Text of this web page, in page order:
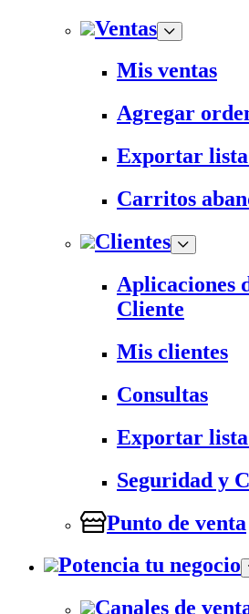
Ventas
Mis ventas
Agregar
Exportar lista
Carritos
Clientes
Aplicaciones
Cliente
Mis clientes
Consultas
Exportar lista
Seguridad y
Punto de venta
Potencia tu negocio
Canales de